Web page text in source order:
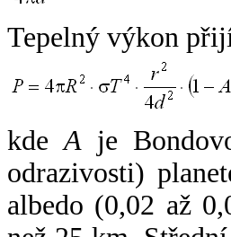
Tepelný výkon
kdeA je
odrazivosti)
albedo (0,02 až